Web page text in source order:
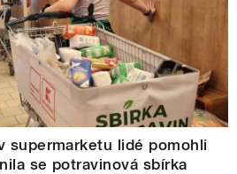
supermarketu lidé pomohli
se potravinová sbírka